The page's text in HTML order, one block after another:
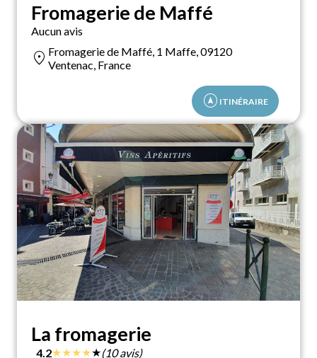
Fromagerie de Maffé
Aucun avis
location_on Fromagerie de Maffé, 1 Maffe, 09120
Ventenac, France
assistant_navigation ITINÉRAIRE
La fromagerie
4.2★★★★★(10 avis)